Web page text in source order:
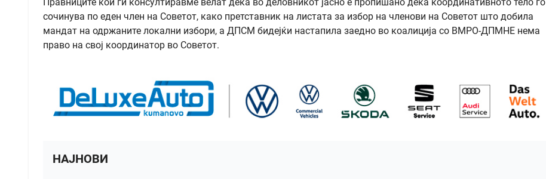
Правниците кои ги консултиравме велат дека во деловникот јасно е пропишано дека координативното тело го
сочинува по еден член на Советот, како претставник на листата за избор на членови на Советот што добила
мандат на одржаните локални избори, а ДПСМ бидејќи настапила заедно во коалиција со ВМРО-ДПМНЕ нема
право на свој координатор во Советот.
НАЈНОВИ